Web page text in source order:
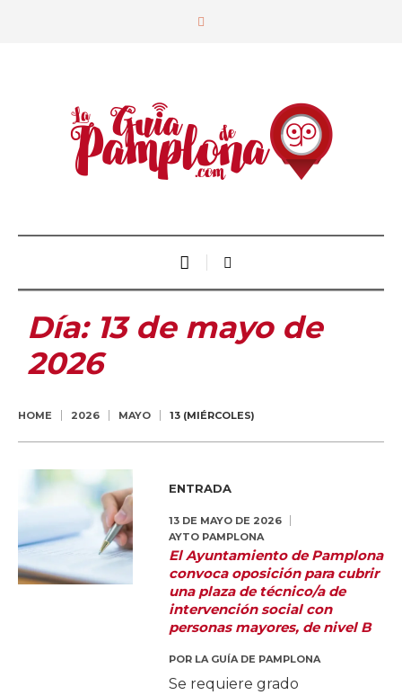
Día: 13 de mayo de
2026
HOME 2026 MAYO 13 (MIÉRCOLES)
ENTRADA
13 DE MAYO DE 2026
AYTO PAMPLONA
El Ayuntamiento de Pamplona
convoca oposición para cubrir
una plaza de técnico/a de
intervención social con
personas mayores, de nivel B
POR LA GUÍA DE PAMPLONA
Se requiere grado